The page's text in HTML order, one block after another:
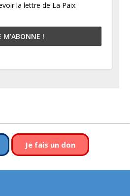
la lettre de La Paix
Je fais un don